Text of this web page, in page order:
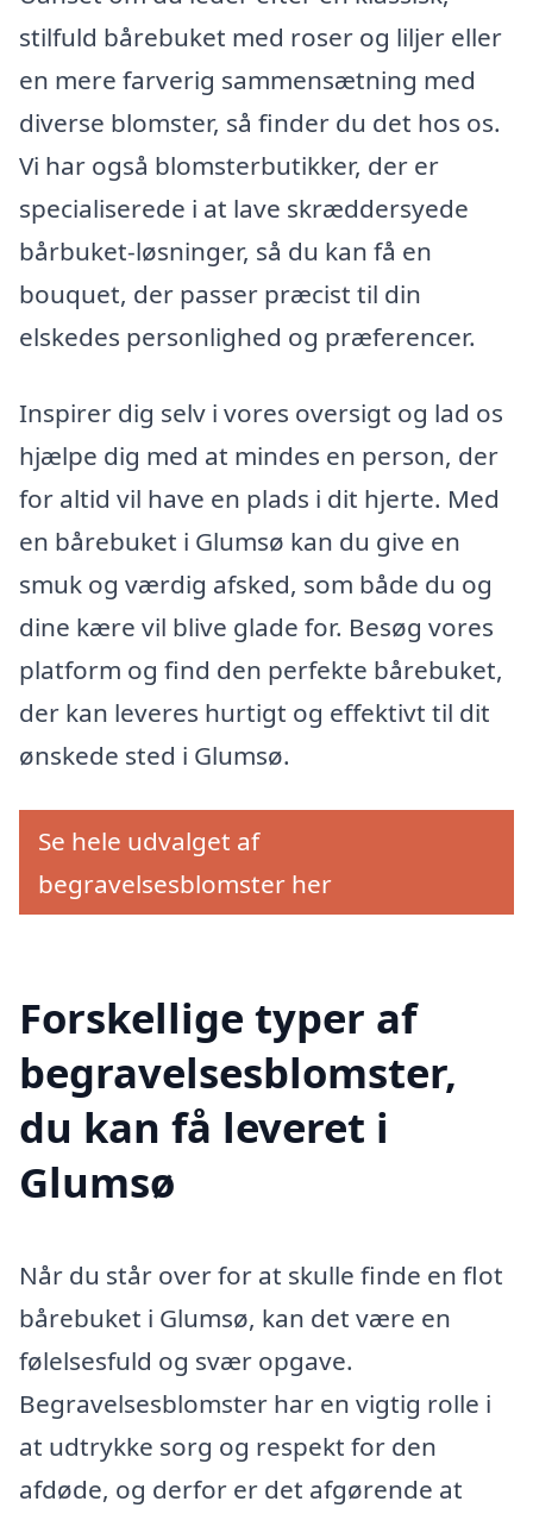
stilfuld bårebuket med roser og liljer eller
en mere farverig sammensætning med
diverse blomster, så finder du det hos os.
Vi har også blomsterbutikker, der er
specialiserede i at lave skræddersyede
bårbuket-løsninger, så du kan få en
bouquet, der passer præcist til din
elskedes personlighed og præferencer.
Inspirer dig selv i vores oversigt og lad os
hjælpe dig med at mindes en person, der
for altid vil have en plads i dit hjerte. Med
en bårebuket i Glumsø kan du give en
smuk og værdig afsked, som både du og
dine kære vil blive glade for. Besøg vores
platform og find den perfekte bårebuket,
der kan leveres hurtigt og effektivt til dit
ønskede sted i Glumsø.
Se hele udvalget af
begravelsesblomster her
Forskellige typer af
begravelsesblomster,
du kan få leveret i
Glumsø
Når du står over for at skulle finde en flot
bårebuket i Glumsø, kan det være en
følelsesfuld og svær opgave.
Begravelsesblomster har en vigtig rolle i
at udtrykke sorg og respekt for den
afdøde, og derfor er det afgørende at